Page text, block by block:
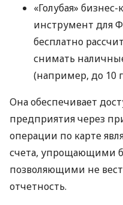
«Голубая»
инструмент для
бесплатно
снимать
(например, до 10
Она обеспечивает
предприятия через
операции по карте
счета, упрощающими
позволяющими не
отчетность.